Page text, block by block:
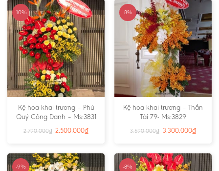
-10%
Kệ hoa khai trương – Phú
Quý Công Danh – Ms:3831
2.790.000₫ 2.500.000₫
-8%
Kệ hoa khai trương – Thần
Tài 79- Ms:3829
3.590.000₫ 3.300.000₫
-9% -8%